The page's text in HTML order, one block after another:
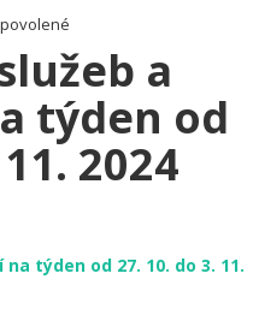
textu
s
názvem
Pořad
bohoslužeb
od
a
týden od
2024
týden od 27. 10. do 3. 11.